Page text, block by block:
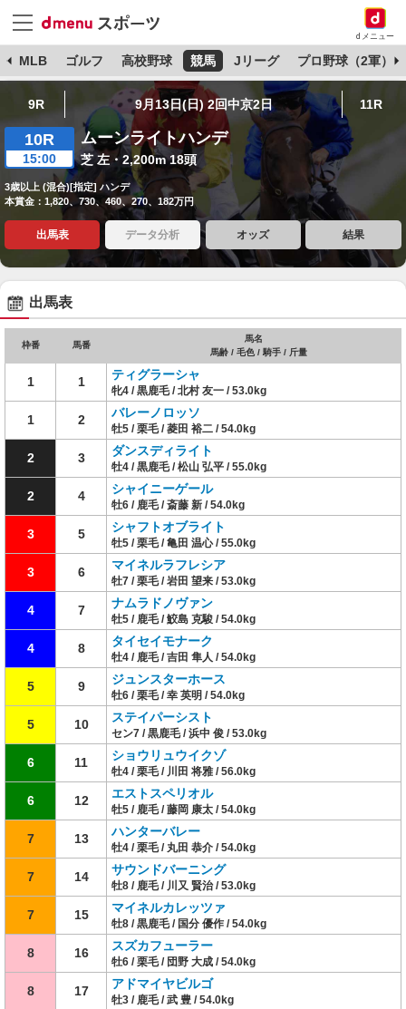
dメニュー
MLB ゴルフ 高校野球 競馬 Jリーグ プロ野球（2軍）
9R 9月13日(日) 2回中京2日 11R
10R
15:00
ムーンライトハンデ
芝 左・2,200m 18頭
3歳以上 (混合)[指定] ハンデ
本賞金：1,820、730、460、270、182万円
出馬表 データ分析 オッズ 結果
出馬表
枠番 馬番
馬名
馬齢 / 毛色 / 騎手 / 斤量
1 1 ティグラーシャ
牝4 / 黒鹿毛 / 北村 友一 / 53.0kg
1 2 バレーノロッソ
牡5 / 栗毛 / 菱田 裕二 / 54.0kg
2 3 ダンスディライト
牡4 / 黒鹿毛 / 松山 弘平 / 55.0kg
2 4 シャイニーゲール
牡6 / 鹿毛 / 斎藤 新 / 54.0kg
3 5 シャフトオブライト
牡5 / 栗毛 / 亀田 温心 / 55.0kg
3 6 マイネルラフレシア
牡7 / 栗毛 / 岩田 望来 / 53.0kg
4 7 ナムラドノヴァン
牡5 / 鹿毛 / 鮫島 克駿 / 54.0kg
4 8 タイセイモナーク
牡4 / 鹿毛 / 吉田 隼人 / 54.0kg
5 9 ジュンスターホース
牡6 / 栗毛 / 幸 英明 / 54.0kg
5 10 ステイパーシスト
セン7 / 黒鹿毛 / 浜中 俊 / 53.0kg
6 11 ショウリュウイクゾ
牡4 / 栗毛 / 川田 将雅 / 56.0kg
6 12 エストスペリオル
牡5 / 鹿毛 / 藤岡 康太 / 54.0kg
7 13 ハンターバレー
牡4 / 栗毛 / 丸田 恭介 / 54.0kg
7 14 サウンドバーニング
牡8 / 鹿毛 / 川又 賢治 / 53.0kg
7 15 マイネルカレッツァ
牡8 / 黒鹿毛 / 国分 優作 / 54.0kg
8 16 スズカフューラー
牡6 / 栗毛 / 団野 大成 / 54.0kg
8 17 アドマイヤビルゴ
牡3 / 鹿毛 / 武 豊 / 54.0kg